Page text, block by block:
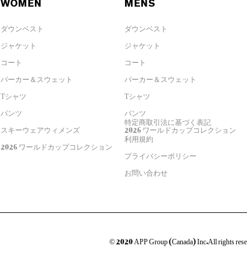
WOMEN
ダウンベスト
ジャケット
コート
パーカー＆スウェット
Tシャツ
パンツ
スキーウェアウィメンズ
2026 ワールドカップコレクション
MENS
ダウンベスト
ジャケット
コート
パーカー＆スウェット
Tシャツ
パンツ
2026 ワールドカップコレクション
特定商取引法に基づく表記
利用規約
プライバシーポリシー
お問い合わせ
© 2020 APP Group (Canada) Inc.All rights